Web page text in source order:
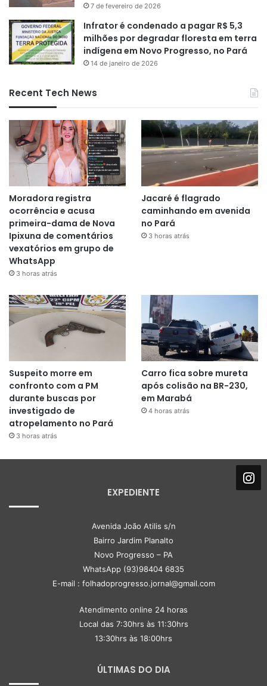
7 de fevereiro de 2026
Infrator é condenado a pagar R$ 5,3
milhões por degradar floresta em terra
indígena em Novo Progresso, no Pará
14 de janeiro de 2026
Recent Tech News
Moradora registra
ocorrência e acusa
primeira-dama de Nova
Ipixuna de comentários
vexatórios em grupo de
WhatsApp
3 horas atrás
Jacaré é flagrado
caminhando em avenida
no Pará
3 horas atrás
Suspeito morre em
confronto com a PM
durante buscas por
investigado de
atropelamento no Pará
3 horas atrás
Carro fica sobre mureta
após colisão na BR-230,
em Marabá
4 horas atrás
EXPEDIENTE
Avenida João Atilis s/n
Bairro Jardim Planalto
Novo Progresso – PA
WhatsApp (93)98404 6835
E-mail : folhadoprogresso.jornal@gmail.com
Atendimento online 24 horas
Local das 7:30hrs às 11:30hrs
13:30hrs às 18:00hrs
ÚLTIMAS DO DIA